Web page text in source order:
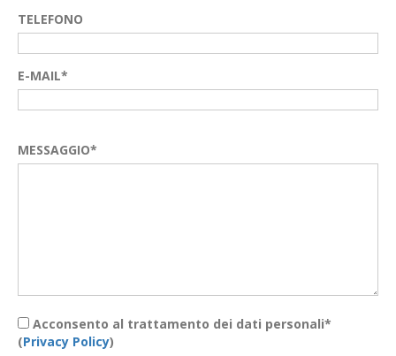
TELEFONO
E-MAIL*
MESSAGGIO*
Acconsento al trattamento dei dati personali*
(Privacy Policy)